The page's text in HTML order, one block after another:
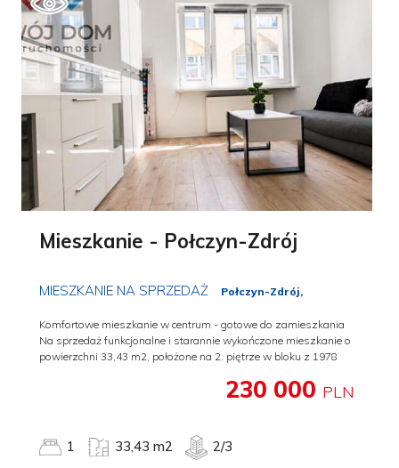
Mieszkanie - Połczyn-Zdrój
MIESZKANIE NA SPRZEDAŻ Połczyn-Zdrój,
Komfortowe mieszkanie w centrum - gotowe do zamieszkania
Na sprzedaż funkcjonalne i starannie wykończone mieszkanie o
powierzchni 33,43 m2, położone na 2. piętrze w bloku z 1978
wprowadzenia bez konieczności ponoszenia żadnych nakładów
doświetlone, utrzymane w spójnej kolorystyce oraz wykończone
materiałami wysokiej jakości. Przemyślany układ pomieszczeń
230 000 PLN
1 33,43 m2 2/3